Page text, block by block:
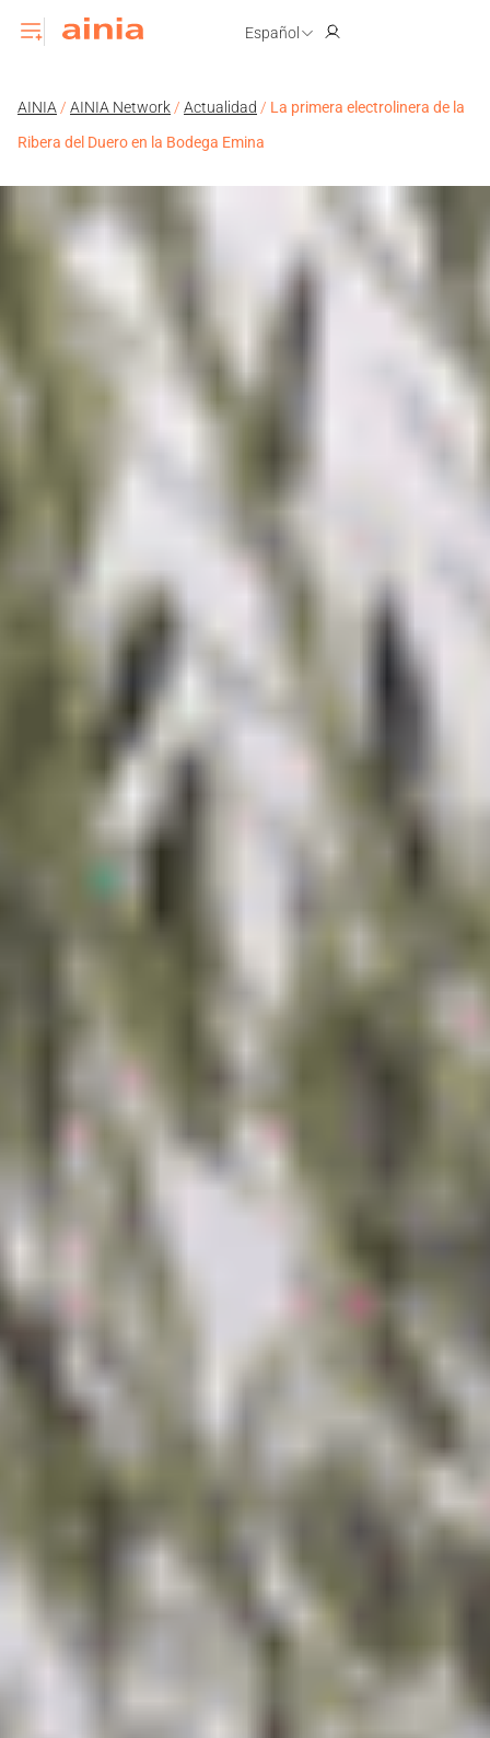
Español
AINIA / AINIA Network / Actualidad / La primera electrolinera de la
Ribera del Duero en la Bodega Emina